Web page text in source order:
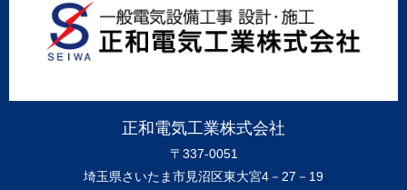
正和電気工業株式会社
〒337-0051
埼玉県さいたま市見沼区東大宮4－27－19